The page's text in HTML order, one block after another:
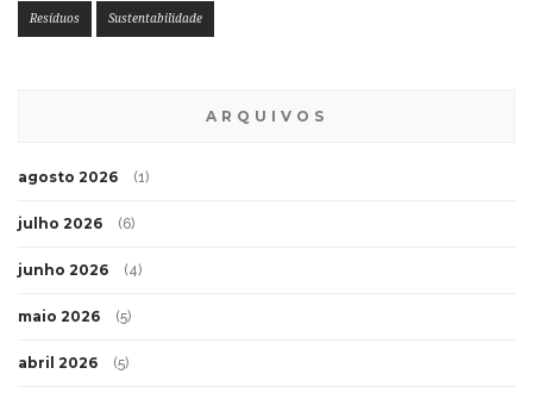
Resíduos Sustentabilidade
ARQUIVOS
agosto 2026 (1)
julho 2026 (6)
junho 2026 (4)
maio 2026 (5)
abril 2026 (5)